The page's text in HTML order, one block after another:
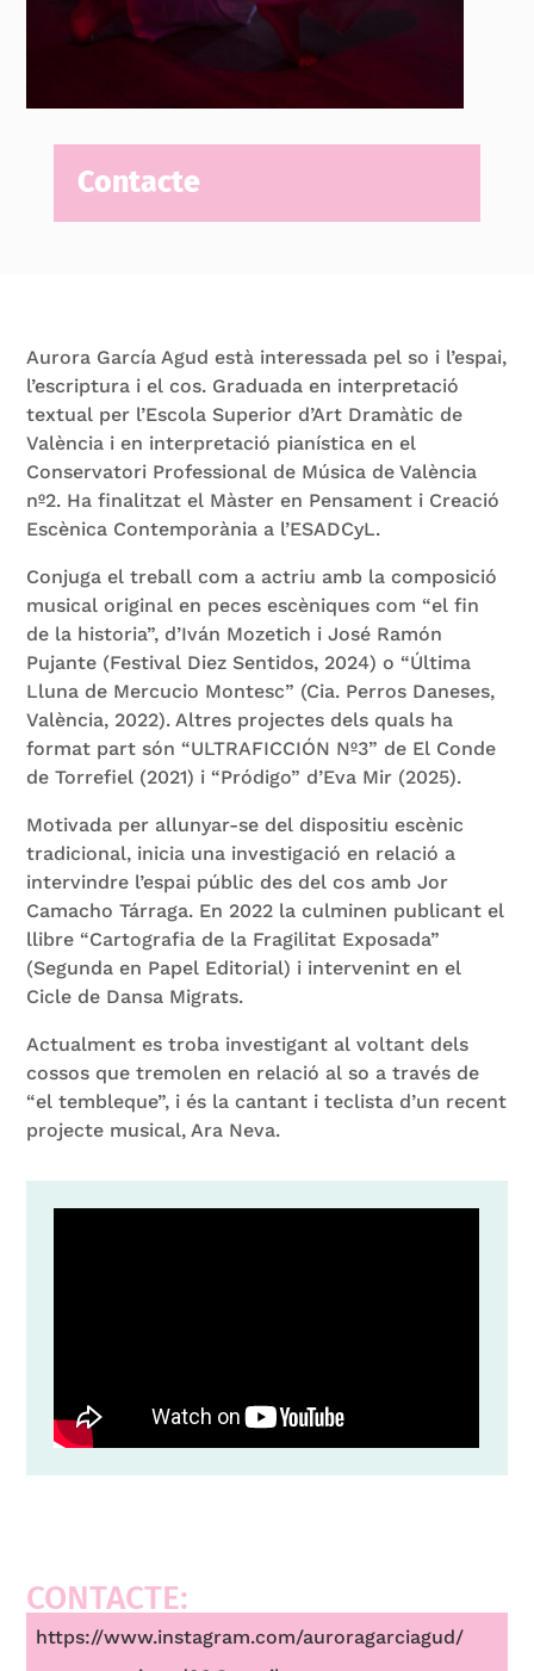
Contacte
Aurora García Agud està interessada pel so i l’espai,
l’escriptura i el cos. Graduada en interpretació
textual per l’Escola Superior d’Art Dramàtic de
València i en interpretació pianística en el
Conservatori Professional de Música de València
nº2. Ha finalitzat el Màster en Pensament i Creació
Escènica Contemporània a l’ESADCyL.
Conjuga el treball com a actriu amb la composició
musical original en peces escèniques com “el fin
de la historia”, d’Iván Mozetich i José Ramón
Pujante (Festival Diez Sentidos, 2024) o “Última
Lluna de Mercucio Montesc” (Cia. Perros Daneses,
València, 2022). Altres projectes dels quals ha
format part són “ULTRAFICCIÓN Nº3” de El Conde
de Torrefiel (2021) i “Pródigo” d’Eva Mir (2025).
Motivada per allunyar-se del dispositiu escènic
tradicional, inicia una investigació en relació a
intervindre l’espai públic des del cos amb Jor
Camacho Tárraga. En 2022 la culminen publicant el
llibre “Cartografia de la Fragilitat Exposada”
(Segunda en Papel Editorial) i intervenint en el
Cicle de Dansa Migrats.
Actualment es troba investigant al voltant dels
cossos que tremolen en relació al so a través de
“el tembleque”, i és la cantant i teclista d’un recent
projecte musical, Ara Neva.
CONTACTE:
https://www.instagram.com/auroragarciagud/